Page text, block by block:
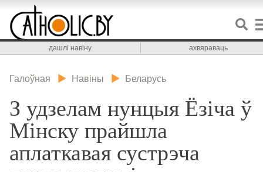
дашлі навіну ахвяраваць
Галоўная Навіны Беларусь
З удзелам нунцыя Ёзіча ў
Мінску прайшла
аплаткавая сустрэча